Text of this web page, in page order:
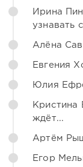
Ирина
узнавать
Алёна
Евгения
Юлия
Кристина
ждёт...
Артём
Егор